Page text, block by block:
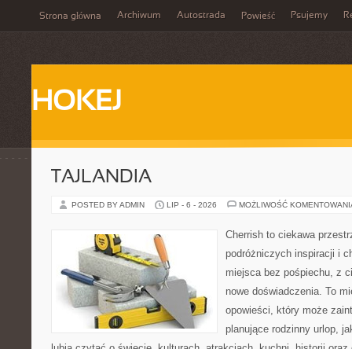
Strona główna Archiwum Autostrada Powieść Psujemy
HOKEJ
TAJLANDIA
POSTED BY ADMIN LIP - 6 - 2026 MOŻLIWOŚĆ
Cherrish to ciekawa
podróżniczych inspiracji i
miejsca bez pośpiechu, z
nowe doświadczenia. To
opowieści, który może
planujące rodzinny urlop,